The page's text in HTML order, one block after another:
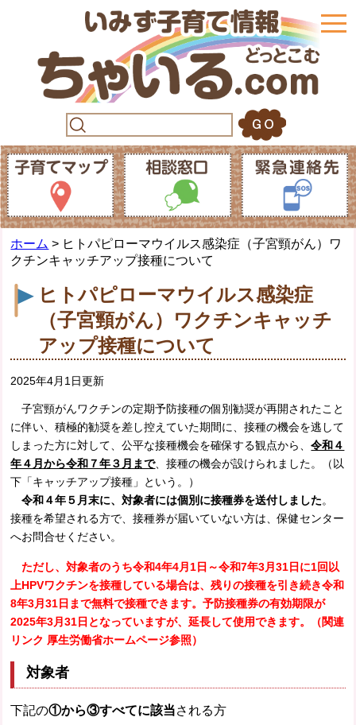
ホーム > ヒトパピローマウイルス感染症（子宮頸がん）ワ
クチンキャッチアップ接種について
ヒトパピローマウイルス感染症
（子宮頸がん）ワクチンキャッチ
アップ接種について
2025年4月1日更新
子宮頸がんワクチンの定期予防接種の個別勧奨が再開されたこと
に伴い、積極的勧奨を差し控えていた期間に、接種の機会を逃して
しまった方に対して、公平な接種機会を確保する観点から、令和４
年４月から令和７年３月まで、接種の機会が設けられました。（以
下「キャッチアップ接種」という。）
令和４年５月末に、対象者には個別に接種券を送付しました。
接種を希望される方で、接種券が届いていない方は、保健センター
へお問合せください。
ただし、対象者のうち令和4年4月1日～令和7年3月31日に1回以
上HPVワクチンを接種している場合は、残りの接種を引き続き令和
8年3月31日まで無料で接種できます。予防接種券の有効期限が
2025年3月31日となっていますが、延長して使用できます。（関連
リンク 厚生労働省ホームページ参照）
対象者
下記の①から③すべてに該当される方